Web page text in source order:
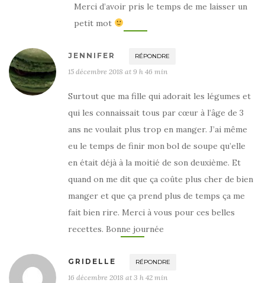
Merci d’avoir pris le temps de me laisser un
petit mot
JENNIFER RÉPONDRE
15 décembre 2018 at 9 h 46 min
Surtout que ma fille qui adorait les légumes et
qui les connaissait tous par cœur à l’âge de 3
ans ne voulait plus trop en manger. J’ai même
eu le temps de finir mon bol de soupe qu’elle
en était déjà à la moitié de son deuxième. Et
quand on me dit que ça coûte plus cher de bien
manger et que ça prend plus de temps ça me
fait bien rire. Merci à vous pour ces belles
recettes. Bonne journée
GRIDELLE RÉPONDRE
16 décembre 2018 at 3 h 42 min